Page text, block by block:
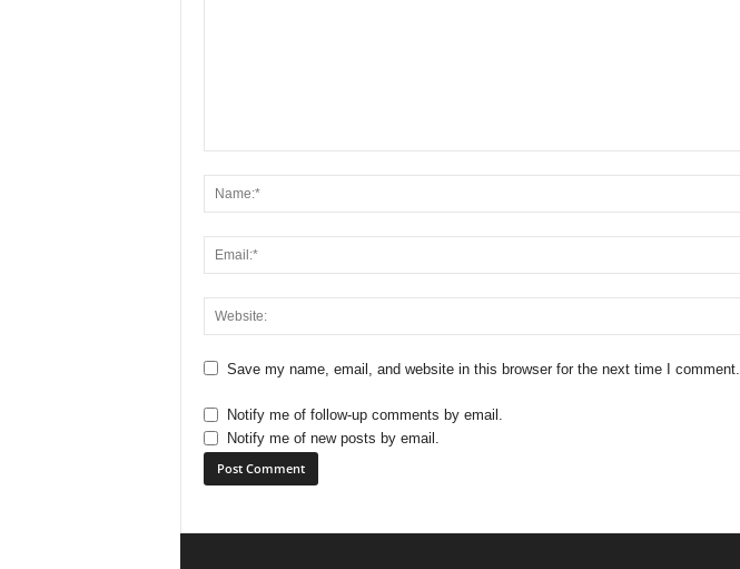
Save my name, email, and website in this browser for the next time I comment.
Notify me of follow-up comments by email.
Notify me of new posts by email.